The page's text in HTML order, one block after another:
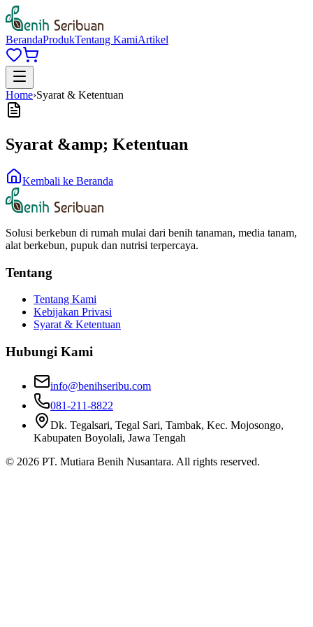
BerandaProdukTentang KamiArtikel
Home›Syarat & Ketentuan
Syarat &amp; Ketentuan
Kembali ke Beranda
Solusi berkebun di rumah mulai dari benih tanaman, media tanam,
alat berkebun, pupuk dan nutrisi terpercaya.
Tentang
Tentang Kami
Kebijakan Privasi
Syarat & Ketentuan
Hubungi Kami
info@benihseribu.com
081-211-8822
Dk. Tegalsari, Tegal Sari, Tambak, Kec. Mojosongo,
Kabupaten Boyolali, Jawa Tengah
© 2026 PT. Mutiara Benih Nusantara. All rights reserved.